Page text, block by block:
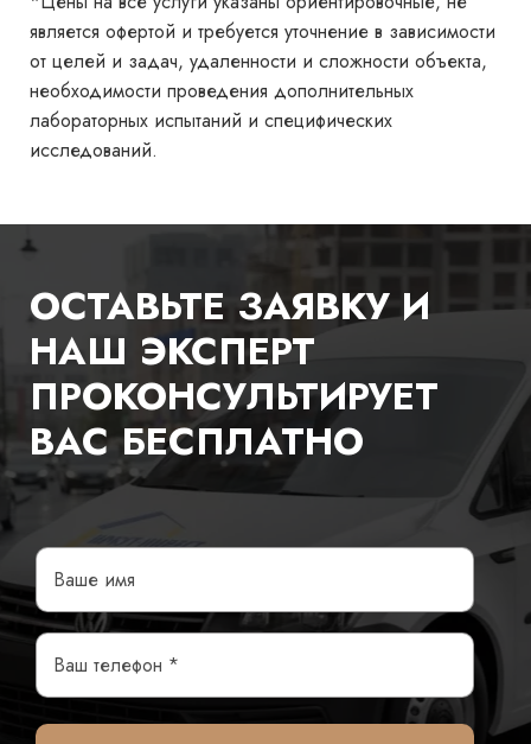
является офертой и требуется уточнение в зависимости
от целей и задач, удаленности и сложности объекта,
необходимости проведения дополнительных
лабораторных испытаний и специфических
исследований.
ОСТАВЬТЕ ЗАЯВКУ И
НАШ ЭКСПЕРТ
ПРОКОНСУЛЬТИРУЕТ
ВАС БЕСПЛАТНО